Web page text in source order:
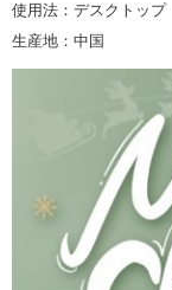
使用法：デスクトップ
生産地：中国